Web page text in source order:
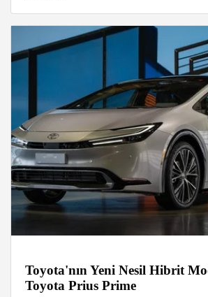
Toyota'nın Yeni Nesil Hibrit
Toyota Prius Prime